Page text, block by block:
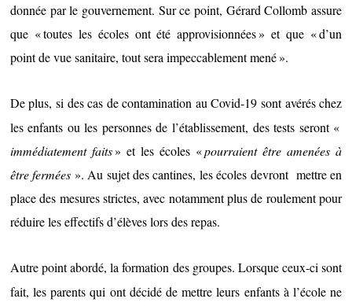
donnée par le gouvernement. Sur ce point, Gérard Collomb assure
que « toutes les écoles ont été approvisionnées » et que « d’un
point de vue sanitaire, tout sera impeccablement mené ».
De plus, si des cas de contamination au Covid-19 sont avérés chez
les enfants ou les personnes de l’établissement, des tests seront «
immédiatement faits» et les écoles «pourraient être amenées à
être fermées ». Au sujet des cantines, les écoles devront mettre en
place des mesures strictes, avec notamment plus de roulement pour
réduire les effectifs d’élèves lors des repas.
Autre point abordé, la formation des groupes. Lorsque ceux-ci sont
fait, les parents qui ont décidé de mettre leurs enfants à l’école ne